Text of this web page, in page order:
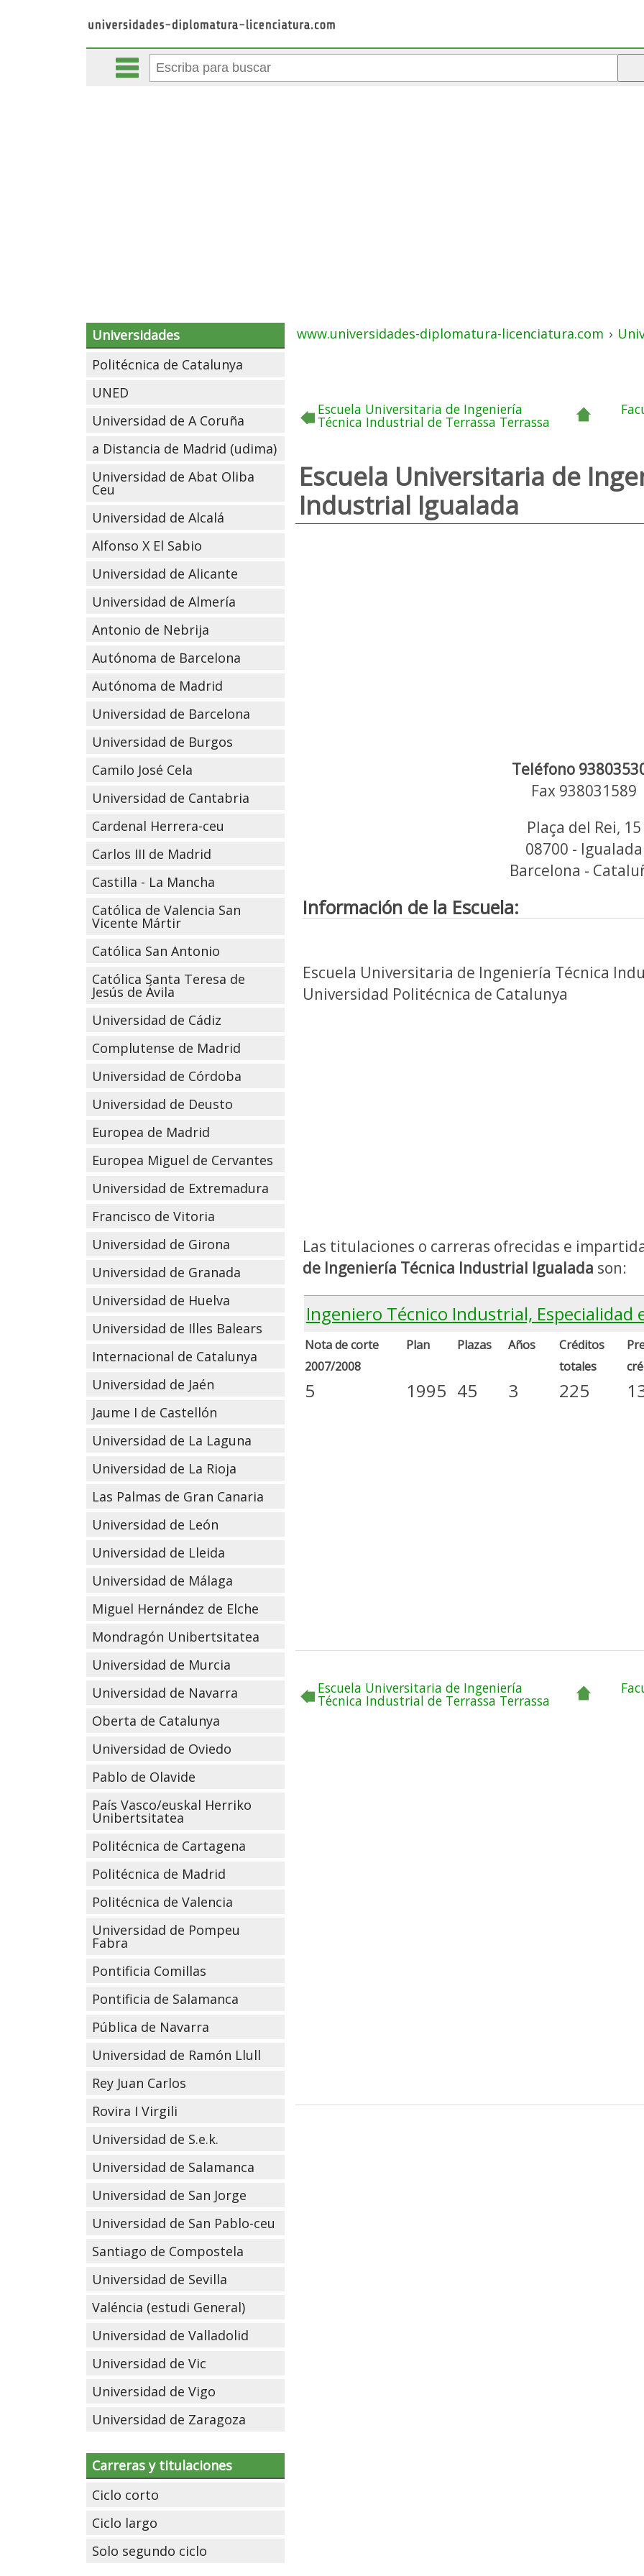
Universidades
Politécnica de Catalunya
UNED
Universidad de A Coruña
a Distancia de Madrid (udima)
Universidad de Abat Oliba
Ceu
Universidad de Alcalá
Alfonso X El Sabio
Universidad de Alicante
Universidad de Almería
Antonio de Nebrija
Autónoma de Barcelona
Autónoma de Madrid
Universidad de Barcelona
Universidad de Burgos
Camilo José Cela
Universidad de Cantabria
Cardenal Herrera-ceu
Carlos III de Madrid
Castilla - La Mancha
Católica de Valencia San
Vicente Mártir
Católica San Antonio
Católica Santa Teresa de
Jesús de Ávila
Universidad de Cádiz
Complutense de Madrid
Universidad de Córdoba
Universidad de Deusto
Europea de Madrid
Europea Miguel de Cervantes
Universidad de Extremadura
Francisco de Vitoria
Universidad de Girona
Universidad de Granada
Universidad de Huelva
Universidad de Illes Balears
Internacional de Catalunya
Universidad de Jaén
Jaume I de Castellón
Universidad de La Laguna
Universidad de La Rioja
Las Palmas de Gran Canaria
Universidad de León
Universidad de Lleida
Universidad de Málaga
Miguel Hernández de Elche
Mondragón Unibertsitatea
Universidad de Murcia
Universidad de Navarra
Oberta de Catalunya
Universidad de Oviedo
Pablo de Olavide
País Vasco/euskal Herriko
Unibertsitatea
Politécnica de Cartagena
Politécnica de Madrid
Politécnica de Valencia
Universidad de Pompeu
Fabra
Pontificia Comillas
Pontificia de Salamanca
Pública de Navarra
Universidad de Ramón Llull
Rey Juan Carlos
Rovira I Virgili
Universidad de S.e.k.
Universidad de Salamanca
Universidad de San Jorge
Universidad de San Pablo-ceu
Santiago de Compostela
Universidad de Sevilla
Valéncia (estudi General)
Universidad de Valladolid
Universidad de Vic
Universidad de Vigo
Universidad de Zaragoza
Carreras y titulaciones
Ciclo corto
Ciclo largo
Solo segundo ciclo
www.universidades-diplomatura-licenciatura.com ›
Escuela Universitaria de Ingeniería
Técnica Industrial de Terrassa Terrassa
Escuela Universitaria de
Industrial Igualada
Teléfono
Fax 938031589
Plaça del Rei, 15
08700 - Igualada
Barcelona -
Información de la Escuela:
Escuela Universitaria de Ingeniería Técnica
Universidad Politécnica de Catalunya
Las titulaciones o carreras ofrecidas e
de Ingeniería Técnica Industrial Igualada son:
Ingeniero Técnico Industrial, Especialidad
Nota de corte
2007/2008
Plan Plazas Años
Créditos
totales
5 1995 45 3 225
Escuela Universitaria de Ingeniería
Técnica Industrial de Terrassa Terrassa